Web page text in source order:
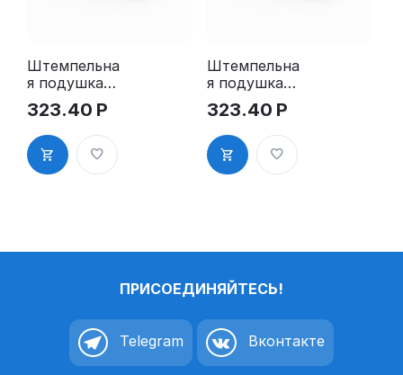
Штемпельна
я подушка
для GRM
4912 2Pads
323.40 Р
Штемпельна
я подушка
для GRM
4912 2Pads,
синяя
323.40 Р
ПРИСОЕДИНЯЙТЕСЬ!
Telegram Вконтакте